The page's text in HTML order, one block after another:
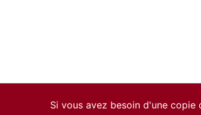
Si vous avez besoin d'une copie